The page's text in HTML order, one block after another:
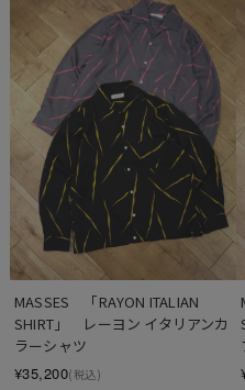
MASSES　「RAYON ITALIAN
SHIRT」　レーヨン イタリアンカ
ラーシャツ
¥35,200(税込)